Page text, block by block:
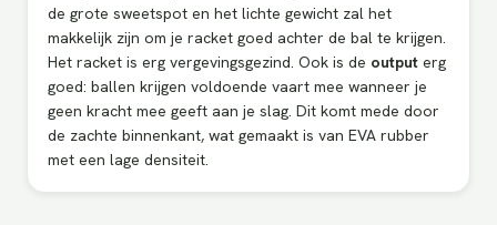
de grote sweetspot en het lichte gewicht zal het
makkelijk zijn om je racket goed achter de bal te krijgen.
Het racket is erg vergevingsgezind. Ook is de output erg
goed: ballen krijgen voldoende vaart mee wanneer je
geen kracht mee geeft aan je slag. Dit komt mede door
de zachte binnenkant, wat gemaakt is van EVA rubber
met een lage densiteit.